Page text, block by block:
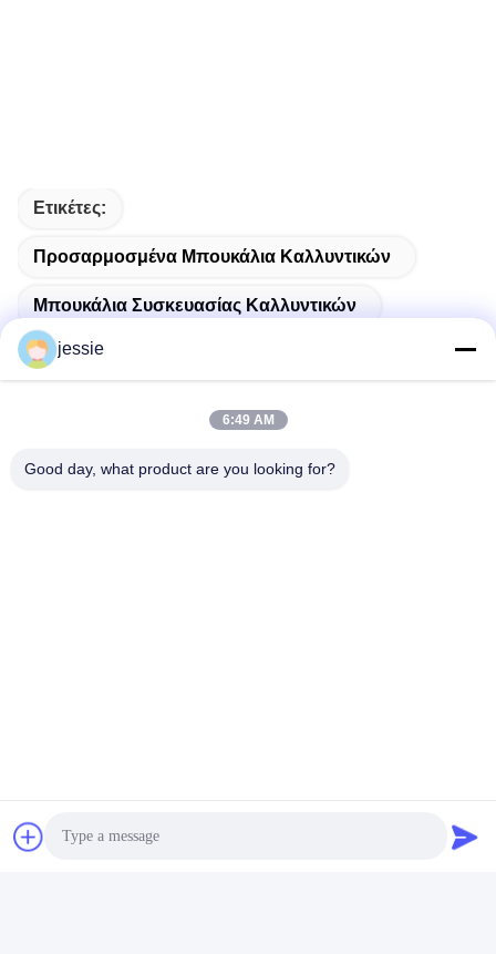
Ετικέτες:
Προσαρμοσμένα Μπουκάλια Καλλυντικών
Μπουκάλια Συσκευασίας Καλλυντικών
Κενό Μπουκάλι Καλλυντικών
jessie
6:49 AM
Good day, what product are you looking for?